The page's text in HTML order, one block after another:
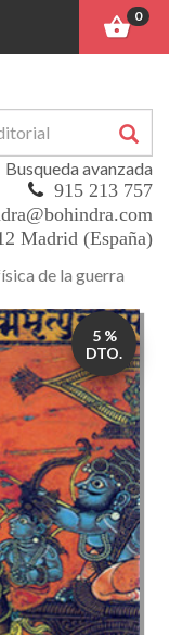
0
Busqueda avanzada
915 213 757
Madrid (España)
de la guerra
DTO.